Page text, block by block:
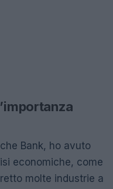
Bank, ho avuto
economiche, come
molte industrie a